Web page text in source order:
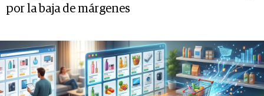
por la baja de márgenes